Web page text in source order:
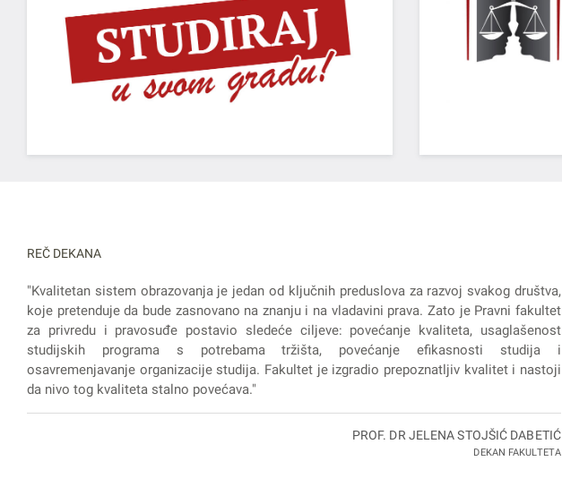
REČ DEKANA
"Kvalitetan sistem obrazovanja je jedan od ključnih preduslova za razvoj svakog društva,
koje pretenduje da bude zasnovano na znanju i na vladavini prava. Zato je Pravni fakultet
za privredu i pravosuđe postavio sledeće ciljeve: povećanje kvaliteta, usaglašenost
studijskih programa s potrebama tržišta, povećanje efikasnosti studija i
osavremenjavanje organizacije studija. Fakultet je izgradio prepoznatljiv kvalitet i nastoji
da nivo tog kvaliteta stalno povećava."
PROF. DR JELENA STOJŠIĆ DABETIĆ
DEKAN FAKULTETA